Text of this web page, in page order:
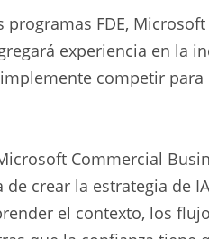
FDE,
experiencia en la
competir
Commercial
crear la estrategia de
el contexto, los